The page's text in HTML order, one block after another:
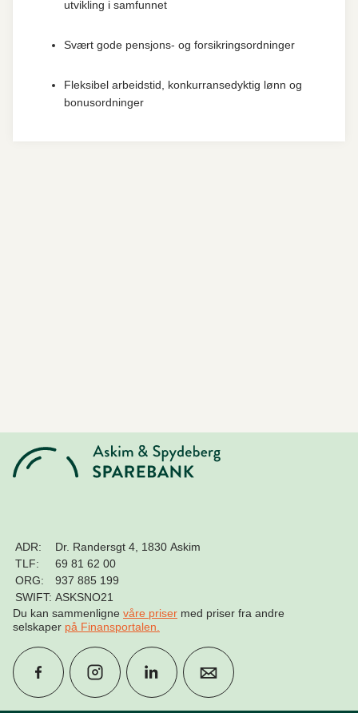
utvikling i samfunnet
Svært gode pensjons- og forsikringsordninger
Fleksibel arbeidstid, konkurransedyktig lønn og
bonusordninger
ADR:
Dr. Randersgt 4, 1830 Askim
TLF:
69 81 62 00
ORG:
937 885 199
SWIFT: ASKSNO21
Du kan sammenligne våre priser med priser fra andre
selskaper på Finansportalen